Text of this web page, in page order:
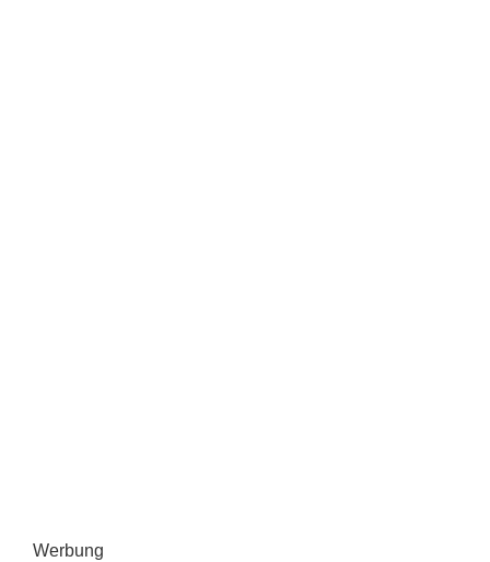
Werbung